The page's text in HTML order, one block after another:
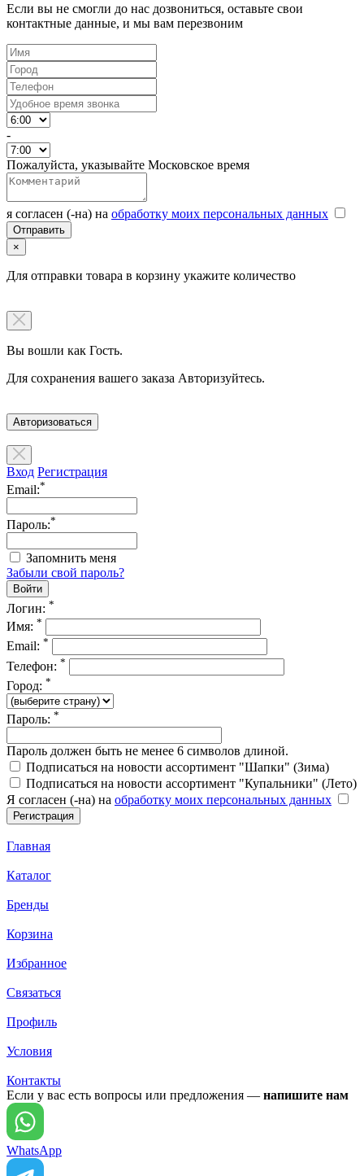
Если вы не смогли до нас дозвониться, оставьте свои
контактные данные, и мы вам перезвоним
-
Пожалуйста, указывайте Московское время
я согласен (-на) на обработку моих персональных данных
×
Для отправки товара в корзину укажите количество
Вы вошли как Гость.
Для сохранения вашего заказа Авторизуйтесь.
Авторизоваться
Вход Регистрация
Email:*
Пароль:*
Запомнить меня
Забыли свой пароль?
Логин: *
Имя: *
Email: *
Телефон: *
Город: *
Пароль: *
Пароль должен быть не менее 6 символов длиной.
Подписаться на новости ассортимент "Шапки" (Зима)
Подписаться на новости ассортимент "Купальники" (Лето)
Я согласен (-на) на обработку моих персональных данных
Главная
Каталог
Бренды
Корзина
Избранное
Связаться
Профиль
Условия
Контакты
Если у вас есть вопросы или предложения — напишите нам
WhatsApp